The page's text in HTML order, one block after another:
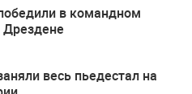
в командном
Дрездене
весь пьедестал на